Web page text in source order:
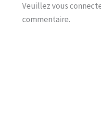
Veuillez vous
commentaire.